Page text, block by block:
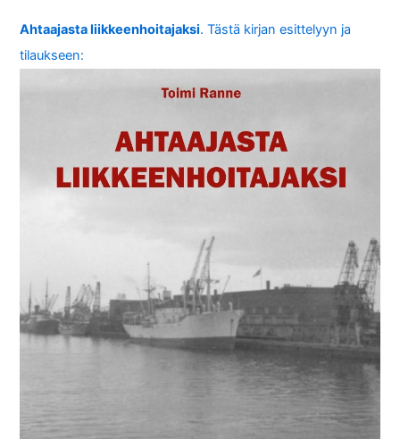
Ahtaajasta liikkeenhoitajaksi. Tästä kirjan esittelyyn ja
tilaukseen: